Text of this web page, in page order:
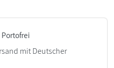
Portofrei
mit Deutscher